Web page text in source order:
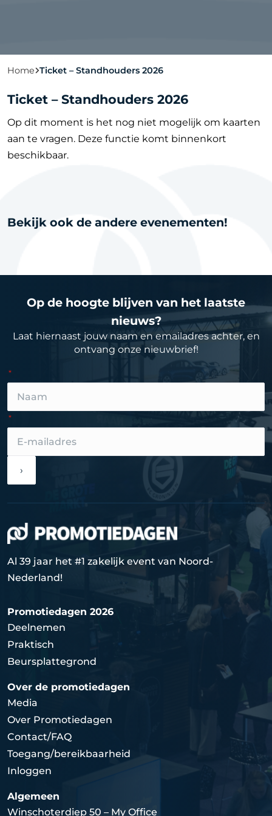
Home Ticket – Standhouders 2026
Ticket – Standhouders 2026
Op dit moment is het nog niet mogelijk om kaarten
aan te vragen. Deze functie komt binnenkort
beschikbaar.
Bekijk ook de andere evenementen!
Op de hoogte blijven van het laatste
nieuws?
Laat hiernaast jouw naam en emailadres achter, en
ontvang onze nieuwbrief!
›
Al 39 jaar het #1 zakelijk event van Noord-
Nederland!
Promotiedagen 2026
Deelnemen
Praktisch
Beursplattegrond
Over de promotiedagen
Media
Over Promotiedagen
Contact/FAQ
Toegang/bereikbaarheid
Inloggen
Algemeen
Winschoterdiep 50 – My Office